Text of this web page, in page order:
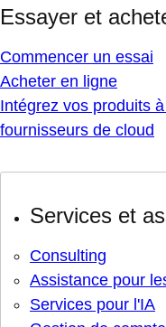
Essayer et
Commencer un essai
Acheter en ligne
Intégrez vos produits
fournisseurs de cloud
Services et
Consulting
Assistance pour
Services pour l'IA